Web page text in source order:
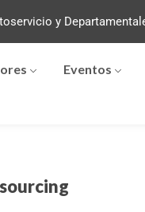
y
Eventos